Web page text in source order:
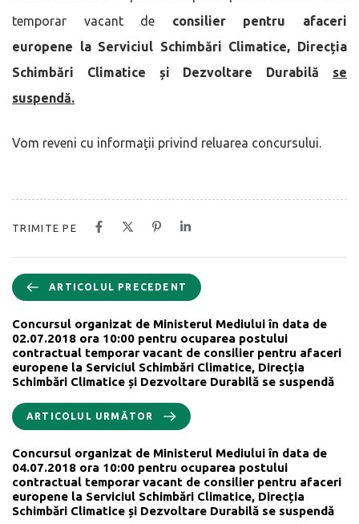
temporar vacant de consilier pentru afaceri
europene
la Serviciul Schimbări Climatice, Direcția
Schimbări Climatice și Dezvoltare Durabilă se
suspendă.
Vom reveni cu informații privind reluarea concursului.
TRIMITE PE
ARTICOLUL PRECEDENT
Concursul organizat de Ministerul Mediului în data de
02.07.2018 ora 10:00 pentru ocuparea postului
contractual temporar vacant de consilier pentru afaceri
europene la Serviciul Schimbări Climatice, Direcția
Schimbări Climatice și Dezvoltare Durabilă se suspendă
ARTICOLUL URMĂTOR
Concursul organizat de Ministerul Mediului în data de
04.07.2018 ora 10:00 pentru ocuparea postului
contractual temporar vacant de consilier pentru afaceri
europene la Serviciul Schimbări Climatice, Direcția
Schimbări Climatice și Dezvoltare Durabilă se suspendă